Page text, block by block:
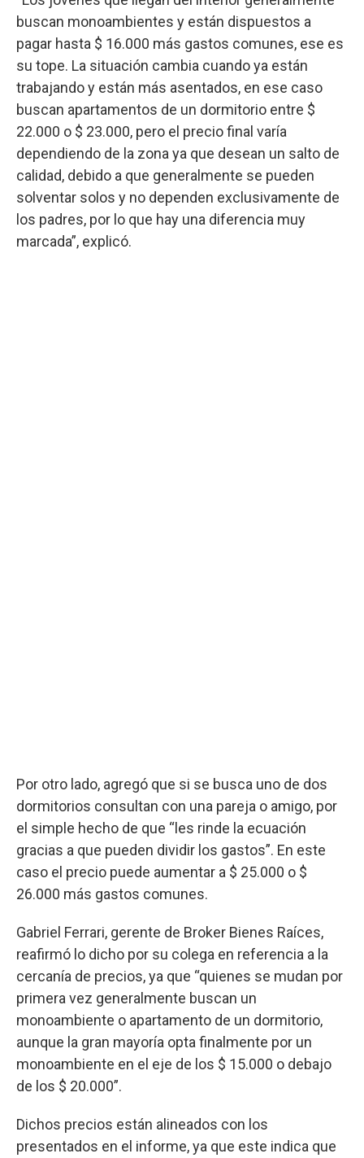
buscan monoambientes y están dispuestos a
pagar hasta $ 16.000 más gastos comunes, ese es
su tope. La situación cambia cuando ya están
trabajando y están más asentados, en ese caso
buscan apartamentos de un dormitorio entre $
22.000 o $ 23.000, pero el precio final varía
dependiendo de la zona ya que desean un salto de
calidad, debido a que generalmente se pueden
solventar solos y no dependen exclusivamente de
los padres, por lo que hay una diferencia muy
marcada”, explicó.
Por otro lado, agregó que si se busca uno de dos
dormitorios consultan con una pareja o amigo, por
el simple hecho de que “les rinde la ecuación
gracias a que pueden dividir los gastos”. En este
caso el precio puede aumentar a $ 25.000 o $
26.000 más gastos comunes.
Gabriel Ferrari, gerente de Broker Bienes Raíces,
reafirmó lo dicho por su colega en referencia a la
cercanía de precios, ya que “quienes se mudan por
primera vez generalmente buscan un
monoambiente o apartamento de un dormitorio,
aunque la gran mayoría opta finalmente por un
monoambiente en el eje de los $ 15.000 o debajo
de los $ 20.000”.
Dichos precios están alineados con los
presentados en el informe, ya que este indica que